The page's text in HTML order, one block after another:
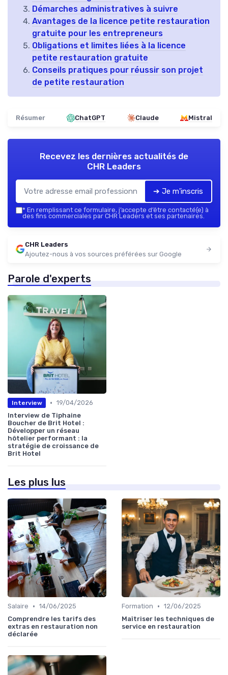
Démarches administratives à suivre
Avantages de la licence petite restauration
gratuite pour les entrepreneurs
Obligations et limites liées à la licence
petite restauration gratuite
Conseils pratiques pour réussir son projet
de petite restauration
Résumer ChatGPT Claude Mistral
Recevez les dernières actualités de
CHR Leaders
➔ Je m'inscris
* En remplissant ce formulaire, j’accepte d’être contacté(e) à
des fins commerciales par CHR Leaders et ses partenaires.
CHR Leaders
Ajoutez-nous à vos sources préférées sur Google
Parole d'experts
Interview • 19/04/2026
Interview de Tiphaine
Boucher de Brit Hotel :
Développer un réseau
hôtelier performant : la
stratégie de croissance de
Brit Hotel
Les plus lus
Salaire • 14/06/2025
Comprendre les tarifs des
extras en restauration non
déclarée
Formation • 12/06/2025
Maîtriser les techniques de
service en restauration